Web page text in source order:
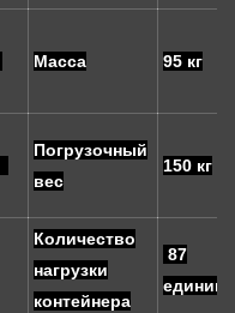
Масса 95 кг
Погрузочный
вес
150 кг
Количество
нагрузки
контейнера
87
единиц/